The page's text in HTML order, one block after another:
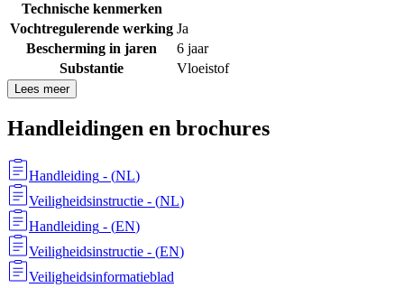
Technische kenmerken
Vochtregulerende werking Ja
Bescherming in jaren
6 jaar
Substantie
Vloeistof
Lees meer
Handleidingen en brochures
Handleiding - (NL)
Veiligheidsinstructie - (NL)
Handleiding - (EN)
Veiligheidsinstructie - (EN)
Veiligheidsinformatieblad